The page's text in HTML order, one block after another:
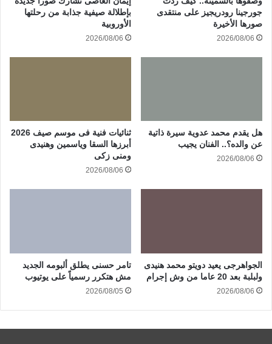
جورجينا رودريجيز على منتقدى
صورها الأخيرة
2026/08/06
بإطلالة صيفية جذابة من رحلتها
الأوروبية
2026/08/06
هل يقدم محمد عدوية سيرة ذاتية
عن والده؟.. الفنان يجيب
2026/08/06
ثنائيات فنية فى موسم صيف 2026
أبرزها السقا وياسمين وهنيدى
ومنى زكى
2026/08/06
الجواهرجى يعيد دويتو محمد هنيدى
ولبلبة بعد 20 عاما من وش إجرام
2026/08/06
تامر حسنى يطلق ألبومه الجديد
مش هتكرر رسمياً على يوتيوب
2026/08/05